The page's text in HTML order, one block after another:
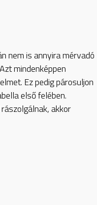
nem is annyira mérvadó
mindenképpen
Ez pedig párosuljon
első felében.
akkor